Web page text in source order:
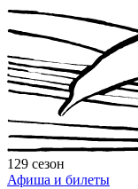
129 сезон
Афиша и билеты